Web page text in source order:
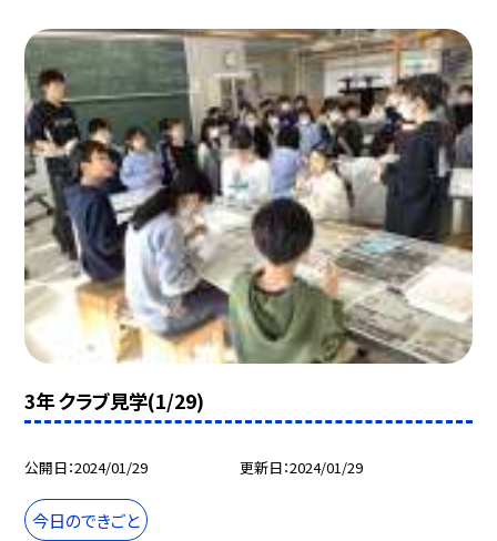
3年 クラブ見学(1/29)
公開日 2024/01/29 更新日 2024/01/29
今日のできごと